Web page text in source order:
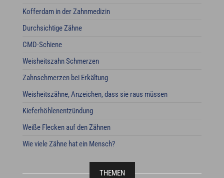
Kofferdam in der Zahnmedizin
Durchsichtige Zähne
CMD-Schiene
Weisheitszahn Schmerzen
Zahnschmerzen bei Erkältung
Weisheitszähne, Anzeichen, dass sie raus müssen
Kieferhöhlenentzündung
Weiße Flecken auf den Zähnen
Wie viele Zähne hat ein Mensch?
THEMEN